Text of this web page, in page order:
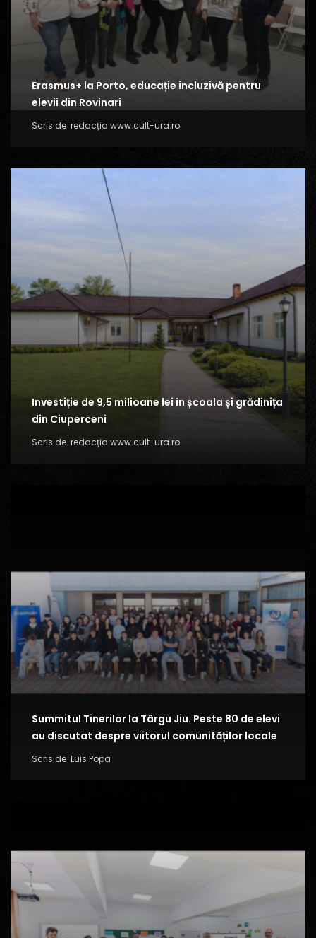
Erasmus+ la Porto, educație incluzivă pentru
elevii din Rovinari
Scris de redacția www.cult-ura.ro
Investiție de 9,5 milioane lei în școala și grădinița
din Ciuperceni
Scris de redacția www.cult-ura.ro
Summitul Tinerilor la Târgu Jiu. Peste 80 de elevi
au discutat despre viitorul comunităților locale
Scris de Luis Popa